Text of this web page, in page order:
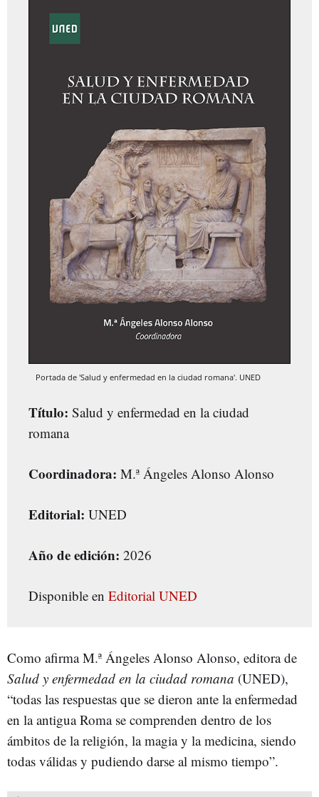
Portada de 'Salud y enfermedad en la ciudad romana'. UNED
Título: Salud y enfermedad en la ciudad
romana
Coordinadora: M.ª Ángeles Alonso Alonso
Editorial: UNED
Año de edición: 2026
Disponible en Editorial UNED
Como afirma M.ª Ángeles Alonso Alonso, editora de
Salud y enfermedad en la ciudad romana (UNED),
“todas las respuestas que se dieron ante la enfermedad
en la antigua Roma se comprenden dentro de los
ámbitos de la religión, la magia y la medicina, siendo
todas válidas y pudiendo darse al mismo tiempo”.